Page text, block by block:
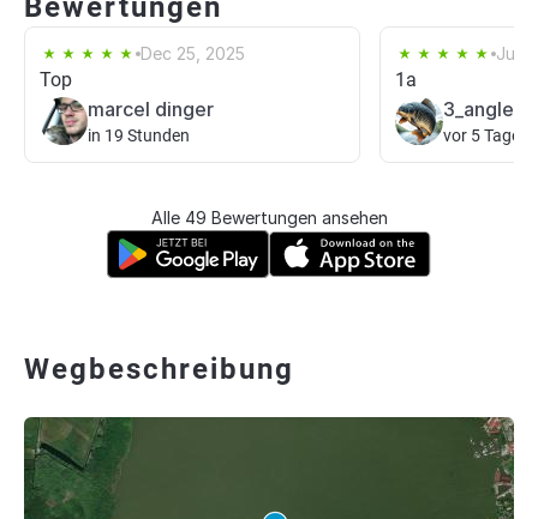
Bewertungen
Dec 25, 2025
Top
marcel dinger
in 19 Stunden
Jun
1a
vor 5 Tagen
Alle 49 Bewertungen ansehen
Wegbeschreibung